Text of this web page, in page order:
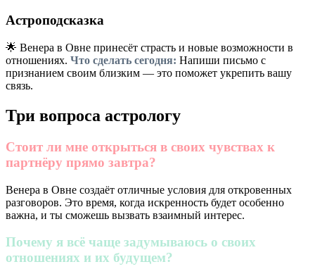
Астроподсказка
🌟 Венера в Овне принесёт страсть и новые возможности в
отношениях. Что сделать сегодня: Напиши письмо с
признанием своим близким — это поможет укрепить вашу
связь.
Три вопроса астрологу
Стоит ли мне открыться в своих чувствах к
партнёру прямо завтра?
Венера в Овне создаёт отличные условия для откровенных
разговоров. Это время, когда искренность будет особенно
важна, и ты сможешь вызвать взаимный интерес.
Почему я всё чаще задумываюсь о своих
отношениях и их будущем?